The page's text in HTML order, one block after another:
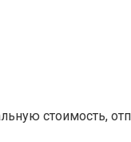
стоимость,